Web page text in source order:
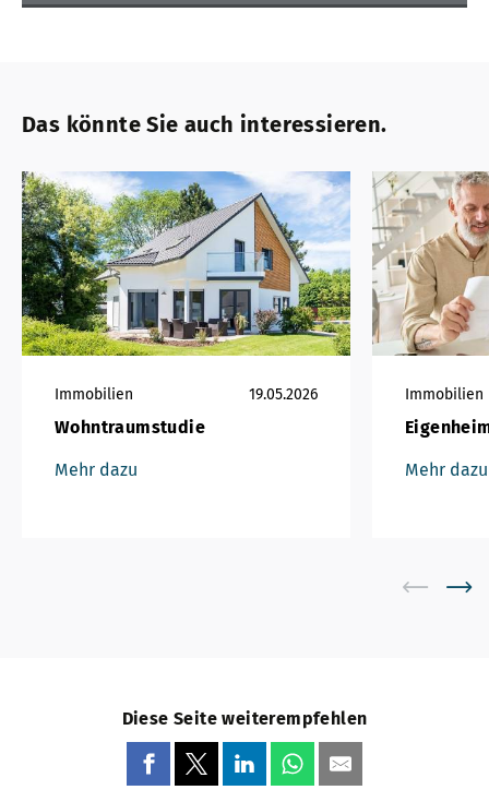
Das könnte Sie auch interessieren.
Immobilien 19.05.2026
Wohntraumstudie
Mehr dazu
Immobilien
Mehr dazu
Diese Seite weiterempfehlen